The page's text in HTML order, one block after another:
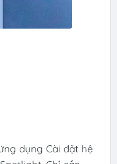
dụng Cài đặt hệ